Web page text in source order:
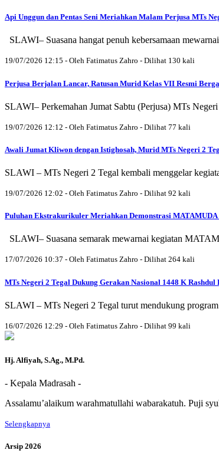
Api Unggun dan Pentas Seni Meriahkan Malam Perjusa MTs
SLAWI– Suasana hangat penuh kebersamaan
19/07/2026 12:15 - Oleh Fatimatus Zahro - Dilihat 130 kali
Perjusa Berjalan Lancar, Ratusan Murid Kelas VII Resmi
SLAWI– Perkemahan Jumat Sabtu (Perjusa) MTs
19/07/2026 12:12 - Oleh Fatimatus Zahro - Dilihat 77 kali
Awali Jumat Kliwon dengan Istighosah, Murid MTs Negeri 2
SLAWI – MTs Negeri 2 Tegal kembali menggelar
19/07/2026 12:02 - Oleh Fatimatus Zahro - Dilihat 92 kali
Puluhan Ekstrakurikuler Meriahkan Demonstrasi MATAMUDA
SLAWI– Suasana semarak mewarnai kegiatan
17/07/2026 10:37 - Oleh Fatimatus Zahro - Dilihat 264 kali
MTs Negeri 2 Tegal Dukung Gerakan Nasional 1448 K
SLAWI – MTs Negeri 2 Tegal turut mendukung
16/07/2026 12:29 - Oleh Fatimatus Zahro - Dilihat 99 kali
Hj. Alfiyah, S.Ag., M.Pd.
- Kepala Madrasah -
Assalamu’alaikum warahmatullahi wabarakatuh. Puji
Selengkapnya
Arsip 2026